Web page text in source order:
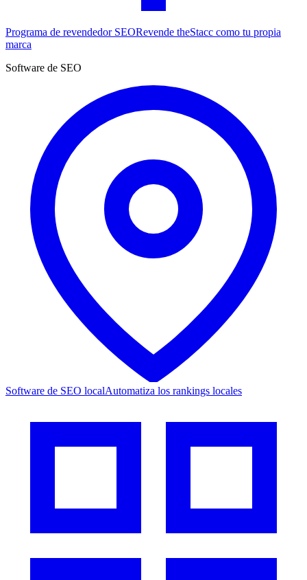
Programa de revendedor SEORevende theStacc como tu propia
marca
Software de SEO
Software de SEO localAutomatiza los rankings locales